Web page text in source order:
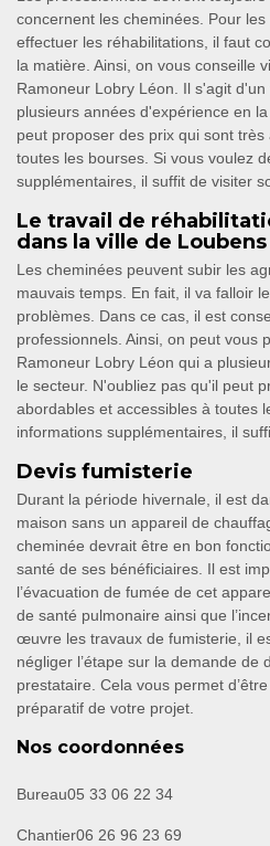
concernent les cheminées. Pour
effectuer les réhabilitations, il faut
la matière. Ainsi, on vous conseille
Ramoneur Lobry Léon. Il s'agit
plusieurs années d'expérience en
peut proposer des prix qui sont
toutes les bourses. Si vous voulez
supplémentaires, il suffit de visiter
Le travail de
dans la ville de
Les cheminées peuvent subir les
mauvais temps. En fait, il va falloir
problèmes. Dans ce cas, il est
professionnels. Ainsi, on peut vous
Ramoneur Lobry Léon qui a
le secteur. N'oubliez pas qu'il peut
abordables et accessibles à toutes
informations supplémentaires, il
Devis fumisterie
Durant la période hivernale, il est
maison sans un appareil de
cheminée devrait être en bon
santé de ses bénéficiaires. Il est
l’évacuation de fumée de cet
de santé pulmonaire ainsi que
œuvre les travaux de fumisterie, il
négliger l’étape sur la demande de
prestataire. Cela vous permet
préparatif de votre projet.
Nos coordonnées
Bureau05 33 06 22 34
Chantier06 26 96 23 69